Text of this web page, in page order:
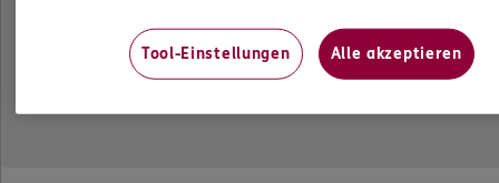
ERGO Versicherung Jan Apel
Geschäftsstelle
Tool-Einstellungen Alle akzeptieren